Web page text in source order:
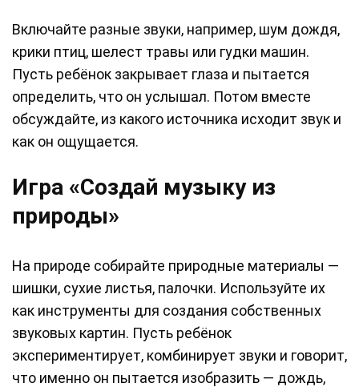
Включайте разные звуки, например, шум дождя,
крики птиц, шелест травы или гудки машин.
Пусть ребёнок закрывает глаза и пытается
определить, что он услышал. Потом вместе
обсуждайте, из какого источника исходит звук и
как он ощущается.
Игра «Создай музыку из
природы»
На природе собирайте природные материалы —
шишки, сухие листья, палочки. Используйте их
как инструменты для создания собственных
звуковых картин. Пусть ребёнок
экспериментирует, комбинирует звуки и говорит,
что именно он пытается изобразить — дождь,